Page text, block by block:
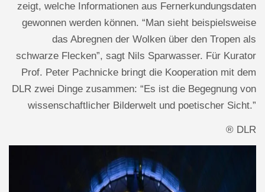
zeigt, welche Informationen aus Fernerkundungsdaten
gewonnen werden können. “Man sieht beispielsweise
das Abregnen der Wolken über den Tropen als
schwarze Flecken”, sagt Nils Sparwasser. Für Kurator
Prof. Peter Pachnicke bringt die Kooperation mit dem
DLR zwei Dinge zusammen: “Es ist die Begegnung von
wissenschaftlicher Bilderwelt und poetischer Sicht.”
® DLR